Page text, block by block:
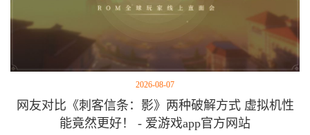
2026-08-07
网友对比《刺客信条：影》两种破解方式 虚拟机性
能竟然更好！ - 爱游戏app官方网站